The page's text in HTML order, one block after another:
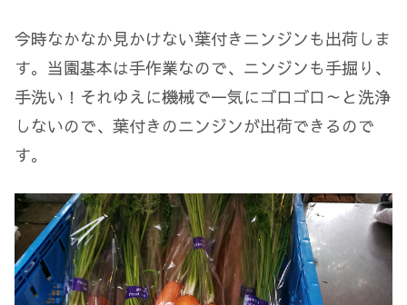
今時なかなか見かけない葉付きニンジンも出荷しま
す。当園基本は手作業なので、ニンジンも手掘り、
手洗い！それゆえに機械で一気にゴロゴロ～と洗浄
しないので、葉付きのニンジンが出荷できるので
す。